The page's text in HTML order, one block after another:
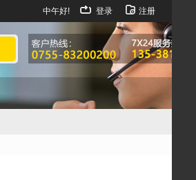
中午好! 登录 注册